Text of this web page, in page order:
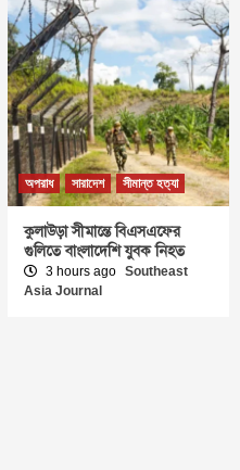
অপরাধ সারাদেশ সীমান্ত হত্যা
কুলাউড়া সীমান্তে বিএসএফের
গুলিতে বাংলাদেশি যুবক নিহত
3 hours ago Southeast
Asia Journal